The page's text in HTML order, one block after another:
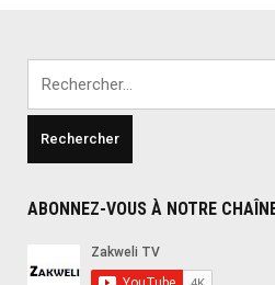
ABONNEZ-VOUS À NOTRE